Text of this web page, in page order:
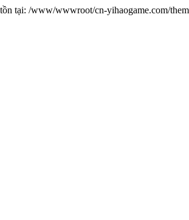
tại: /www/wwwroot/cn-yihaogame.com/